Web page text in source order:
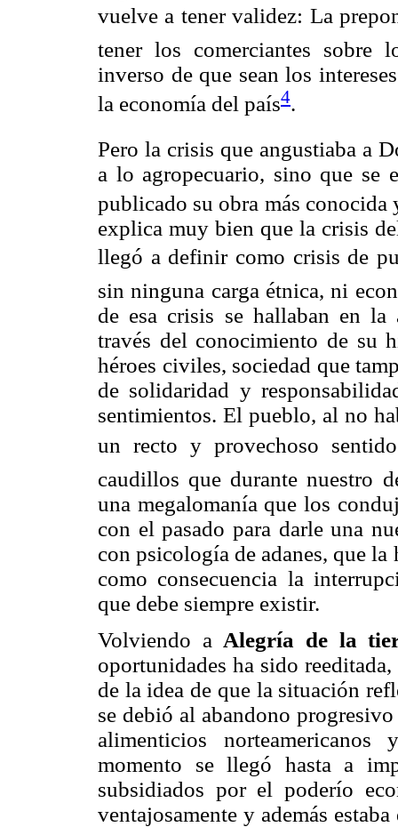
vuelve a tener validez: La
tener los comerciantes sobre
inverso de que sean los
la economía del país4.
Pero la crisis que angustiaba a
a lo agropecuario, sino que se
publicado su obra más conocida
explica muy bien que la crisis
llegó a definir como crisis de
sin ninguna carga étnica, ni
de esa crisis se hallaban en la
través del conocimiento de su
héroes civiles, sociedad que
de solidaridad y
sentimientos. El pueblo, al no
un recto y provechoso
caudillos que durante nuestro
una megalomanía que los
con el pasado para darle una
con psicología de adanes, que
como consecuencia la
que debe siempre existir.
Volviendo a Alegría de la
oportunidades ha sido
de la idea de que la situación
se debió al abandono
alimenticios
momento se llegó hasta a
subsidiados por el poderío
ventajosamente y además